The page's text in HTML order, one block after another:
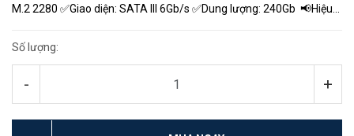
M.2 2280 ✅Giao diện: SATA III 6Gb/s ✅Dung lượng: 240Gb 📢Hiệu
Số lượng:
- +